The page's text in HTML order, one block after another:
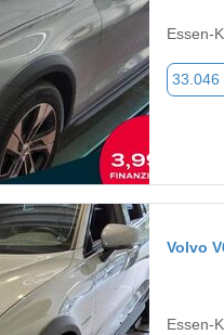
Essen-
33.046
Volvo
Essen-